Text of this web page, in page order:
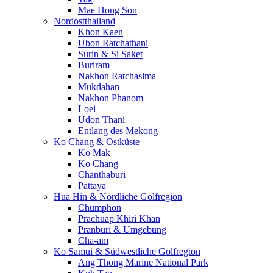
Mae Hong Son
Nordostthailand
Khon Kaen
Ubon Ratchathani
Surin & Si Saket
Buriram
Nakhon Ratchasima
Mukdahan
Nakhon Phanom
Loei
Udon Thani
Entlang des Mekong
Ko Chang & Ostküste
Ko Mak
Ko Chang
Chanthaburi
Pattaya
Hua Hin & Nördliche Golfregion
Chumphon
Prachuap Khiri Khan
Pranburi & Umgebung
Cha-am
Ko Samui & Südwestliche Golfregion
Ang Thong Marine National Park